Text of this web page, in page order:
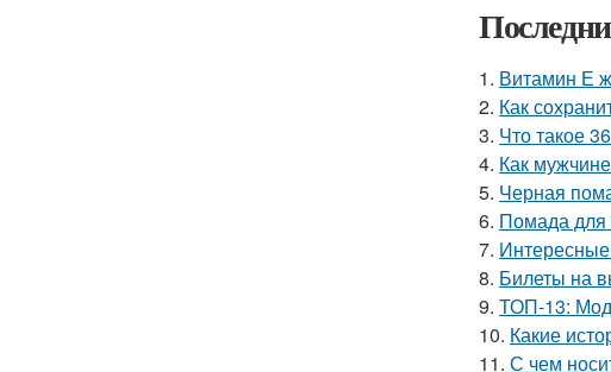
1. Витамин Е
2. Как
3. Что такое
4. Как
5. Черная
6. Помада для
7.
8. Билеты на
9. ТОП-13:
10. Какие
11. С чем